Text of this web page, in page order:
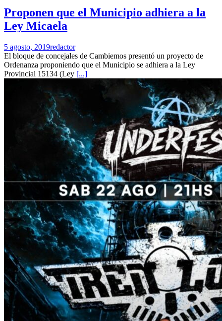
Proponen que el Municipio adhiera a la
Ley Micaela
5 agosto, 2019redactor
El bloque de concejales de Cambiemos presentó un proyecto de
Ordenanza proponiendo que el Municipio se adhiera a la Ley
Provincial 15134 (Ley [...]